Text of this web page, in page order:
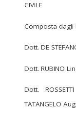
CIVILE
Composta dagli
Dott. DE
Dott. RUBINO
Dott.
TATANGELO